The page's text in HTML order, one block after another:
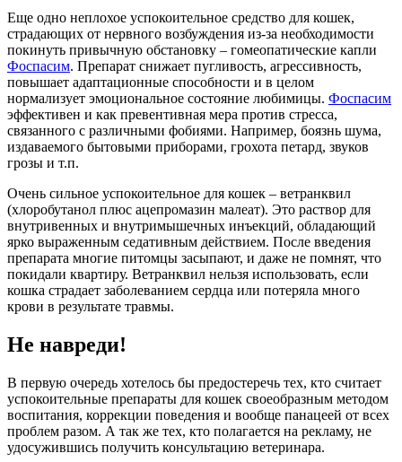
Еще одно неплохое успокоительное средство для кошек,
страдающих от нервного возбуждения из-за необходимости
покинуть привычную обстановку – гомеопатические капли
Фоспасим. Препарат снижает пугливость, агрессивность,
повышает адаптационные способности и в целом
нормализует эмоциональное состояние любимицы. Фоспасим
эффективен и как превентивная мера против стресса,
связанного с различными фобиями. Например, боязнь шума,
издаваемого бытовыми приборами, грохота петард, звуков
грозы и т.п.
Очень сильное успокоительное для кошек – ветранквил
(хлоробутанол плюс ацепромазин малеат). Это раствор для
внутривенных и внутримышечных инъекций, обладающий
ярко выраженным седативным действием. После введения
препарата многие питомцы засыпают, и даже не помнят, что
покидали квартиру. Ветранквил нельзя использовать, если
кошка страдает заболеванием сердца или потеряла много
крови в результате травмы.
Не навреди!
В первую очередь хотелось бы предостеречь тех, кто считает
успокоительные препараты для кошек своеобразным методом
воспитания, коррекции поведения и вообще панацеей от всех
проблем разом. А так же тех, кто полагается на рекламу, не
удосужившись получить консультацию ветеринара.